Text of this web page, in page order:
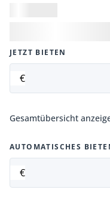
JETZT BIETEN
€
Gesamtübersicht
AUTOMATISCHES
€